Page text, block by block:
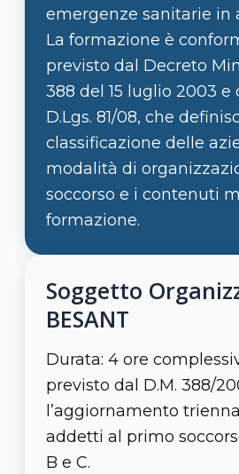
emergenze sanitarie in
La formazione è
previsto dal Decreto
388 del 15 luglio 2003 e
D.Lgs. 81/08, che
classificazione delle
modalità di
soccorso e i contenuti
formazione.
Soggetto
BESANT
Durata: 4 ore
previsto dal D.M. 388/
l’aggiornamento
addetti al primo
B e C.